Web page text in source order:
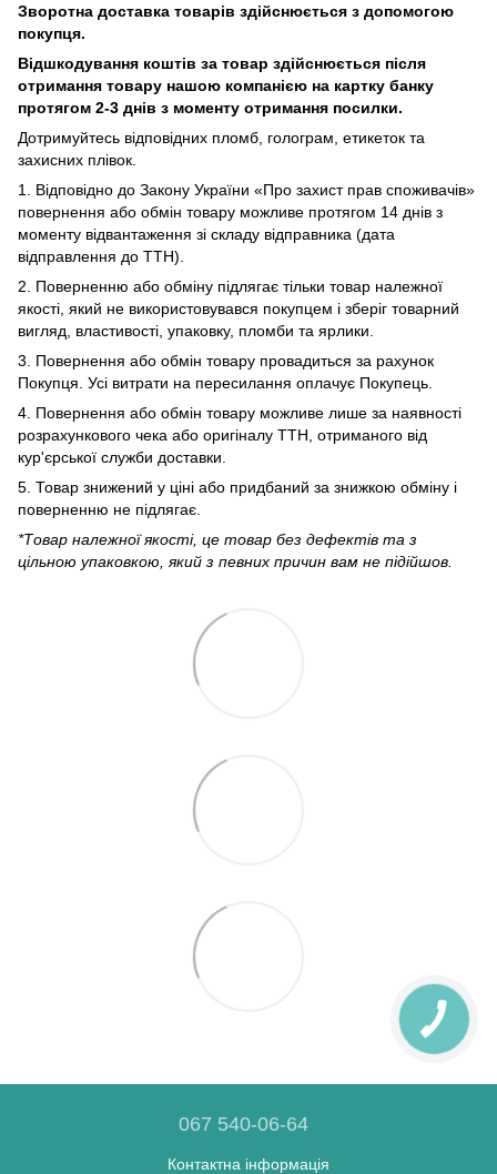
Зворотна доставка товарів здійснюється з допомогою
покупця.
Відшкодування коштів за товар здійснюється після
отримання товару нашою компанією на картку банку
протягом 2-3 днів з моменту отримання посилки.
Дотримуйтесь відповідних пломб, голограм, етикеток та
захисних плівок.
1. Відповідно до Закону України «Про захист прав споживачів»
повернення або обмін товару можливе протягом 14 днів з
моменту відвантаження зі складу відправника (дата
відправлення до ТТН).
2. Поверненню або обміну підлягає тільки товар належної
якості, який не використовувався покупцем і зберіг товарний
вигляд, властивості, упаковку, пломби та ярлики.
3. Повернення або обмін товару провадиться за рахунок
Покупця. Усі витрати на пересилання оплачує Покупець.
4. Повернення або обмін товару можливе лише за наявності
розрахункового чека або оригіналу ТТН, отриманого від
кур'єрської служби доставки.
5. Товар знижений у ціні або придбаний за знижкою обміну і
поверненню не підлягає.
*Товар належної якості, це товар без дефектів та з
цільною упаковкою, який з певних причин вам не підійшов.
067 540-06-64
Контактна інформація